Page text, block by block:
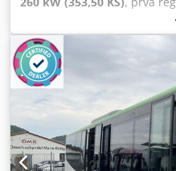
, vrsta
6, boja:bijela, kočnice:
mm, ukupna širina:
Godina proizvodnje:
,
program stabilnosti (ESP),
upravljač